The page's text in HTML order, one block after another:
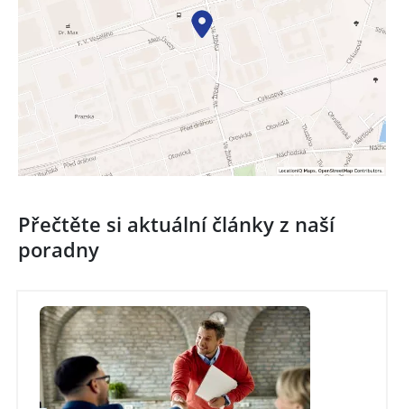
Přečtěte si aktuální články z naší
poradny